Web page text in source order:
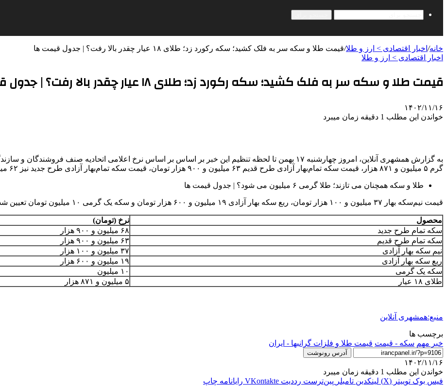
خانه/ اخبار اقتصادی > ارز و طلا/قیمت طلا و سکه سر به فلک کشید؛ سکه رکورد زد؛ طلای ۱۸ عیار چقدر بالا رفت؟ | جدول قیمت ها
اخبار اقتصادی > ارز و طلا
قیمت طلا و سکه سر به فلک کشید؛ سکه رکورد زد؛ طلای ۱۸ عیار چقدر بالا رفت؟ | جدول قیمت ها
۱۴۰۲/۱۱/۱۶
خواندن این مطلب 1 دقیقه زمان میبرد
گرم ۵ میلیون و ۸۷۱ هزار، قیمت سکه تمام‌بهار آزادی طرح قدیم ۶۳ میلیون و ۹۰۰ هزار تومان، قیمت سکه تمام‌بهار آزادی طرح جدید نیز ۶۲ میلیون و ۶۰۰ هزار تومان است.
طلا و سکه همچنان می تازند؛ طلا گرمی ۶ میلیون می شود؟ | جدول قیمت ها
قیمت نیم‌سکه بهار ۳۷ میلیون و ۱۰۰ هزار تومان، ربع سکه بهار آزادی ۱۹ میلیون و ۶۰۰ هزار تومان و سکه یک‌ گرمی ۱۰ میلیون تومان تعیین شده است.
محصول
نرخ (تومان)
سکه تمام طرح جدید
۶۸ میلیون و ۹۰۰ هزار
سکه تمام طرح قدیم
۶۳ میلیون و ۹۰۰ هزار
نیم سکه بهار آزادی
۳۷ میلیون و ۱۰۰ هزار
ربع سکه بهار آزادی
۱۹ میلیون و ۶۰۰ هزار
سکه یک گرمی
۱۰ میلیون
طلای ۱۸ عیار
۵ میلیون و ۸۷۱ هزار
منبع:همشهری آنلاین
برچسب ها
خبر مهم سکه - قیمت قیمت طلا و فلزات گرانبها - ایران
آدرس رونوشت
۱۴۰۲/۱۱/۱۶
خواندن این مطلب 1 دقیقه زمان میبرد
فیس بوک توییتر (X) لینکدین ‫تامبلر ‫پین‌ترست ‫رددیت ‫VKontakte رایانامه چاپ